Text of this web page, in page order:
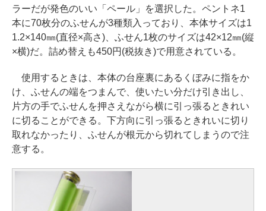
ラーだが発色のいい「ペール」を選択した。ペントネ1
本に70枚分のふせんが3種類入っており、本体サイズは1
1.2×140㎜(直径×高さ)、ふせん1枚のサイズは42×12㎜(縦
×横)だ。詰め替えも450円(税抜き)で用意されている。
使用するときは、本体の台座裏にあるくぼみに指をか
け、ふせんの端をつまんで、使いたい分だけ引き出し、
片方の手でふせんを押さえながら横に引っ張るときれい
に切ることができる。下方向に引っ張るときれいに切り
取れなかったり、ふせんが根元から切れてしまうので注
意する。